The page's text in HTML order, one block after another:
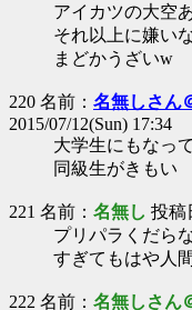
アイカツの大空
それ以上に嫌い
まどかうざいw
220 名前： 名無しさん
2015/07/12(Sun) 17:34
大学生にもなっ
同級生がきもい
221 名前： 名無し 投稿
プリパラくだら
すぎてもはや人
222 名前： 名無しさん